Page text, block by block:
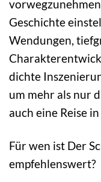
Geschichte
Wendungen,
dichte
um mehr als nur
auch eine Reise
Für wen ist Der
empfehlenswert?